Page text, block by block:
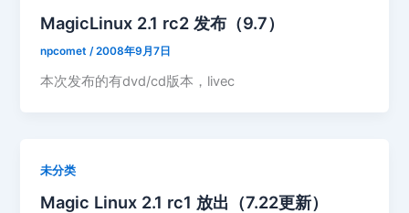
MagicLinux 2.1 rc2 发布（9.7）
npcomet/2008年9月7日
本次发布的有dvd/cd版本，livec
未分类
Magic Linux 2.1 rc1 放出（7.22更新）